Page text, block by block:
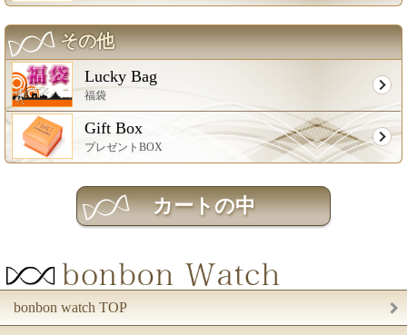
その他
Lucky Bag
福袋
Gift Box
プレゼントBOX
bonbon watch TOP